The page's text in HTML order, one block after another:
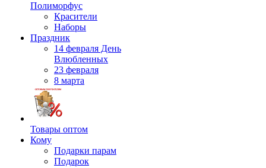
Полиморфус
Красители
Наборы
Праздник
14 февраля День
Влюбленных
23 февраля
8 марта
Товары оптом
Кому
Подарки парам
Подарок